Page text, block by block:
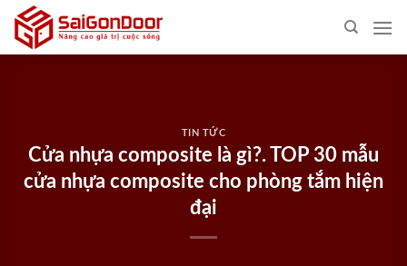
Skip
content
TIN TỨC
Cửa nhựa composite là gì?. TOP 30 mẫu
cửa nhựa composite cho phòng tắm hiện
đại